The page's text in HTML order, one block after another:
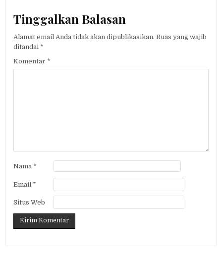
Tinggalkan Balasan
Alamat email Anda tidak akan dipublikasikan. Ruas yang wajib
ditandai *
Komentar *
Nama *
Email *
Situs Web